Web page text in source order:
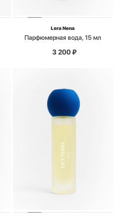
Lera Nena
Парфюмерная вода, 15 мл
3 200₽